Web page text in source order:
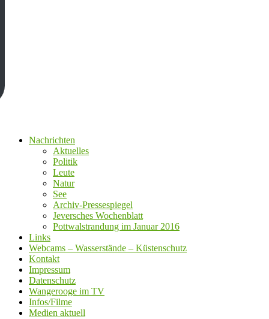
Nachrichten
Aktuelles
Politik
Leute
Natur
See
Archiv-Pressespiegel
Jeversches Wochenblatt
Pottwalstrandung im Januar 2016
Links
Webcams – Wasserstände – Küstenschutz
Kontakt
Impressum
Datenschutz
Wangerooge im TV
Infos/Filme
Medien aktuell